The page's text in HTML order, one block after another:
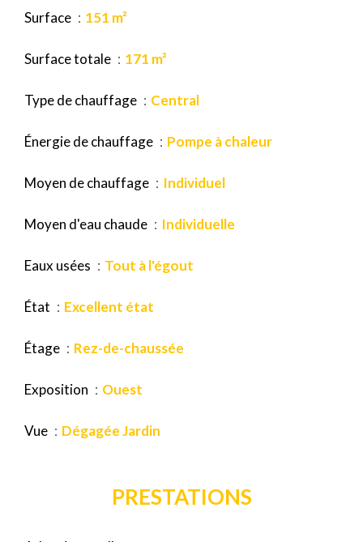
Surface 151 m²
Surface totale 171 m²
Type de chauffage Central
Énergie de chauffage Pompe à chaleur
Moyen de chauffage Individuel
Moyen d'eau chaude Individuelle
Eaux usées Tout à l'égout
État Excellent état
Étage Rez-de-chaussée
Exposition Ouest
Vue Dégagée Jardin
PRESTATIONS